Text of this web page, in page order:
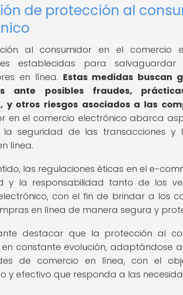
de protección al
al consumidor en el comercio
establecidas para
en línea. Estas medidas buscan
ante posibles fraudes,
y otros riesgos asociados a las
en el comercio electrónico abarca
la seguridad de las transacciones
línea.
las regulaciones éticas en el e-
y la responsabilidad tanto de los
con el fin de brindar a los
en línea de manera segura y
destacar que la protección al
constante evolución, adaptándose
de comercio en línea, con el
y efectivo que responda a las